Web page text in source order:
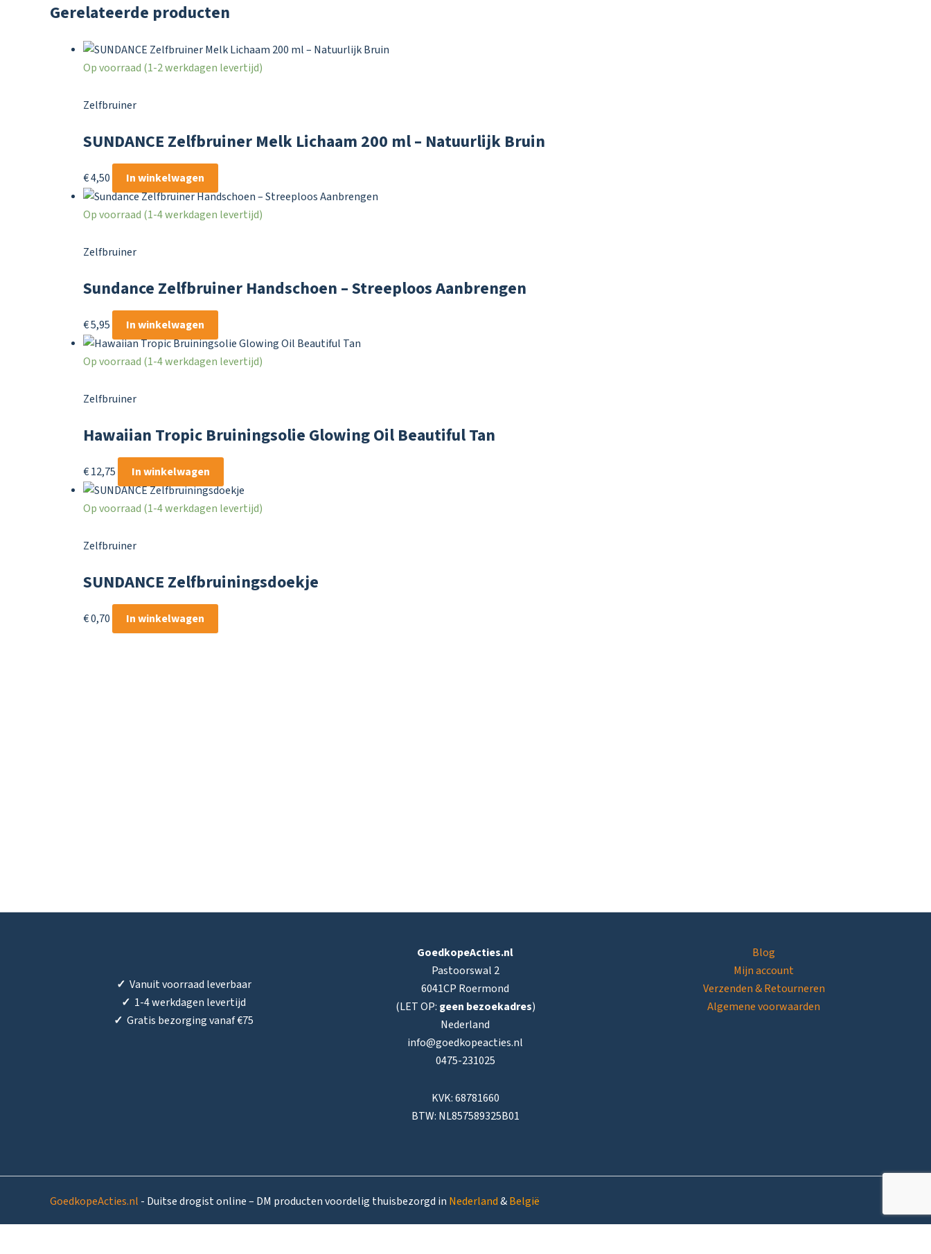
Gerelateerde producten
Op voorraad (1-2 werkdagen levertijd)
Zelfbruiner
SUNDANCE Zelfbruiner Melk Lichaam 200 ml – Natuurlijk Bruin
€4,50 In winkelwagen
Op voorraad (1-4 werkdagen levertijd)
Zelfbruiner
Sundance Zelfbruiner Handschoen – Streeploos Aanbrengen
€5,95 In winkelwagen
Op voorraad (1-4 werkdagen levertijd)
Zelfbruiner
Hawaiian Tropic Bruiningsolie Glowing Oil Beautiful Tan
€12,75 In winkelwagen
Op voorraad (1-4 werkdagen levertijd)
Zelfbruiner
SUNDANCE Zelfbruiningsdoekje
€0,70 In winkelwagen
✓ Vanuit voorraad leverbaar
✓ 1-4 werkdagen levertijd
✓ Gratis bezorging vanaf €75
GoedkopeActies.nl
Pastoorswal 2
6041CP Roermond
(LET OP: geen bezoekadres)
Nederland
info@goedkopeacties.nl
0475-231025
KVK: 68781660
BTW: NL857589325B01
Blog
Mijn account
Verzenden & Retourneren
Algemene voorwaarden
GoedkopeActies.nl - Duitse drogist online – DM producten voordelig thuisbezorgd in Nederland&België